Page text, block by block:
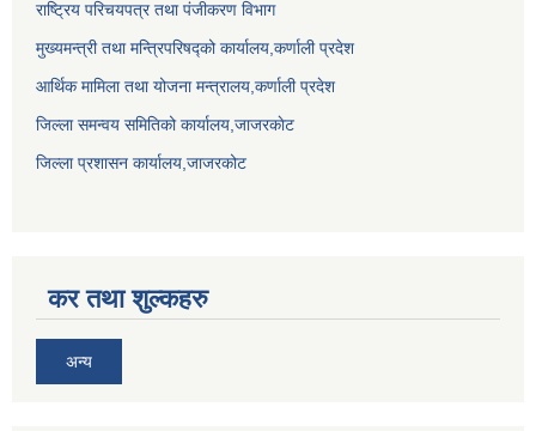
राष्ट्रिय परिचयपत्र तथा पंजीकरण विभाग
मुख्यमन्त्री तथा मन्त्रिपरिषद्को कार्यालय,कर्णाली प्रदेश
आर्थिक मामिला तथा योजना मन्त्रालय,कर्णाली प्रदेश
जिल्ला समन्वय समितिको कार्यालय,जाजरकाेट
जिल्ला प्रशासन कार्यालय,जाजरकोट
कर तथा शुल्कहरु
अन्य